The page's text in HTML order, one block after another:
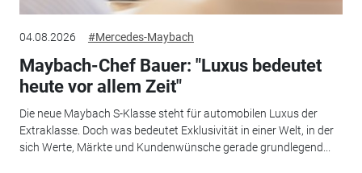
04.08.2026 #Mercedes-Maybach
Maybach-Chef Bauer: "Luxus bedeutet
heute vor allem Zeit"
Die neue Maybach S-Klasse steht für automobilen Luxus der
Extraklasse. Doch was bedeutet Exklusivität in einer Welt, in der
sich Werte, Märkte und Kundenwünsche gerade grundlegend...